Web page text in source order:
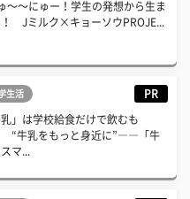
〜〜にゅー！学生の発想から生ま
！ Jミルク×キョーソウPROJE...
生活 PR
乳」は学校給食だけで飲むも
“牛乳をもっと身近に”――「牛
マ...